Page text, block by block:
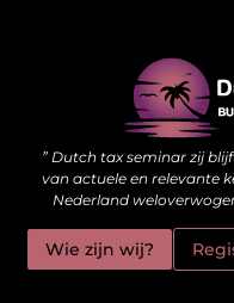
” Dutch tax seminar zij
van actuele en relevante
Nederland
Wie zijn wij?